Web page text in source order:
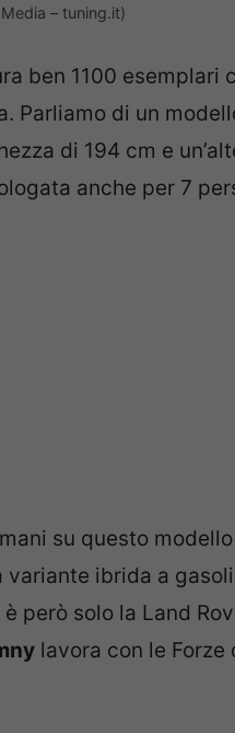
– tuning.it)
ben 1100 esemplari
Parliamo di un
di 194 cm e
anche per 7
su questo
variante ibrida a
però solo la Land
lavora con le Forze